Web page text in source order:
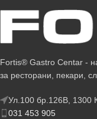
Fortis® Gastro Centar -
за ресторани, пекари,
Ул.100 бр.126В, 1300
031 453 905